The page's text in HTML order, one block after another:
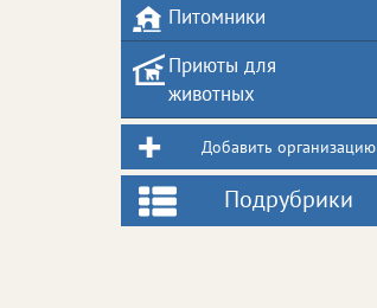
Питомники
Приюты для
животных
Добавить организацию
Подрубрики